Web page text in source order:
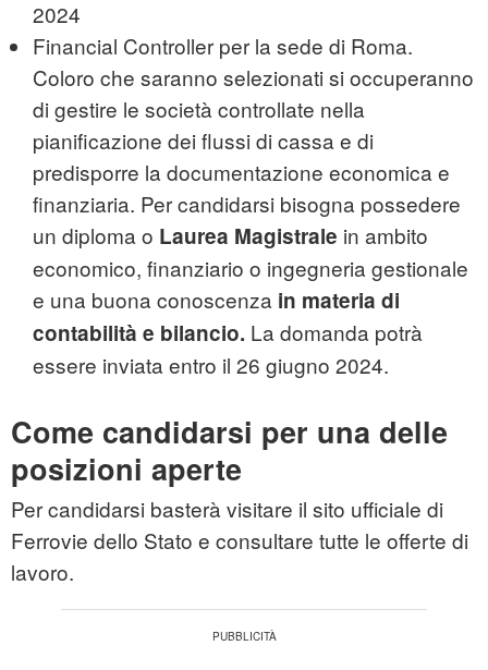
2024
Financial Controller per la sede di Roma.
Coloro che saranno selezionati si occuperanno
di gestire le società controllate nella
pianificazione dei flussi di cassa e di
predisporre la documentazione economica e
finanziaria. Per candidarsi bisogna possedere
un diploma o Laurea Magistrale in ambito
economico, finanziario o ingegneria gestionale
e una buona conoscenza in materia di
contabilità e bilancio. La domanda potrà
essere inviata entro il 26 giugno 2024.
Come candidarsi per una delle
posizioni aperte
Per candidarsi basterà visitare il sito ufficiale di
Ferrovie dello Stato e consultare tutte le offerte di
lavoro.